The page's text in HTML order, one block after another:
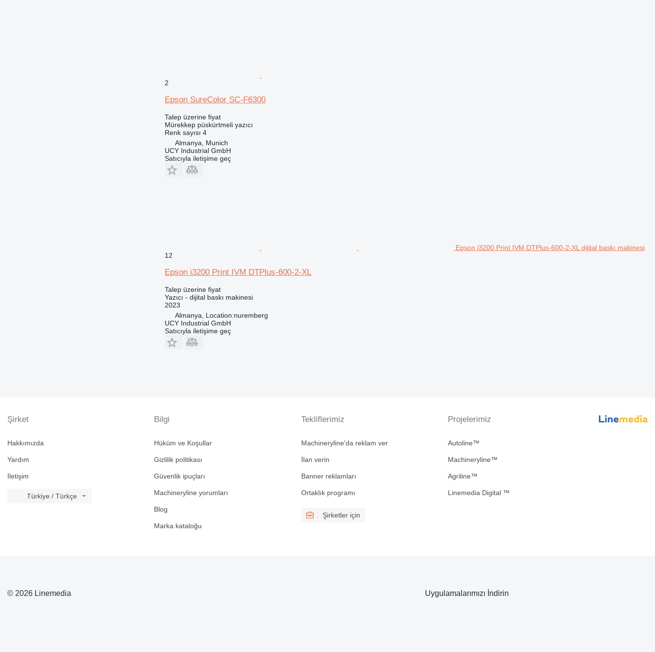
2
Epson SureColor SC-F6300
Talep üzerine fiyat
Mürekkep püskürtmeli yazıcı
Renk sayısı 4
Almanya, Munich
UCY Industrial GmbH
Satıcıyla iletişime geç
Epson i3200 Print IVM DTPlus-600-2-XL dijital baskı makinesi
12
Epson i3200 Print IVM DTPlus-600-2-XL
Talep üzerine fiyat
Yazıcı - dijital baskı makinesi
2023
Almanya, Location:nuremberg
UCY Industrial GmbH
Satıcıyla iletişime geç
Şirket
Hakkımızda
Yardım
İletişim
Türkiye / Türkçe
Bilgi
Hüküm ve Koşullar
Gizlilik politikası
Güvenlik ipuçları
Machineryline yorumları
Blog
Marka kataloğu
Tekliflerimiz
Machineryline'da reklam ver
İlan verin
Banner reklamları
Ortaklık programı
Şirketler için
Projelerimiz
Autoline™
Machineryline™
Agriline™
Linemedia Digital ™
© 2026 Linemedia Uygulamalarımızı İndirin